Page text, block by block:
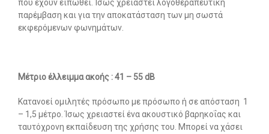
που έχουν ειπωθεί. Ίσως χρειαστεί λογοθεραπευτική
παρέμβαση και για την αποκατάσταση των μη σωστά
εκφερόμενων φωνημάτων.
Μέτριο έλλειμμα ακοής : 41 – 55 dB
Κατανοεί ομιλητές πρόσωπο με πρόσωπο ή σε απόσταση 1
– 1,5 μέτρο. Ίσως χρειαστεί ένα ακουστικό βαρηκοΐας και
ταυτόχρονη εκπαίδευση της χρήσης του. Μπορεί να χάσει